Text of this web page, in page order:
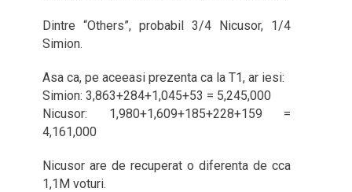
Dintre “Others”, probabil 3/4 Nicusor, 1/4
Simion.
Asa ca, pe aceeasi prezenta ca la T1, ar iesi:
Simion: 3,863+284+1,045+53 = 5,245,000
Nicusor: 1,980+1,609+185+228+159 =
4,161,000
Nicusor are de recuperat o diferenta de cca
1,1M voturi.